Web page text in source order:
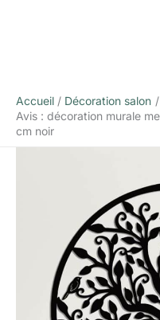
Accueil
Décoration salon
Avis : décoration murale
cm noir